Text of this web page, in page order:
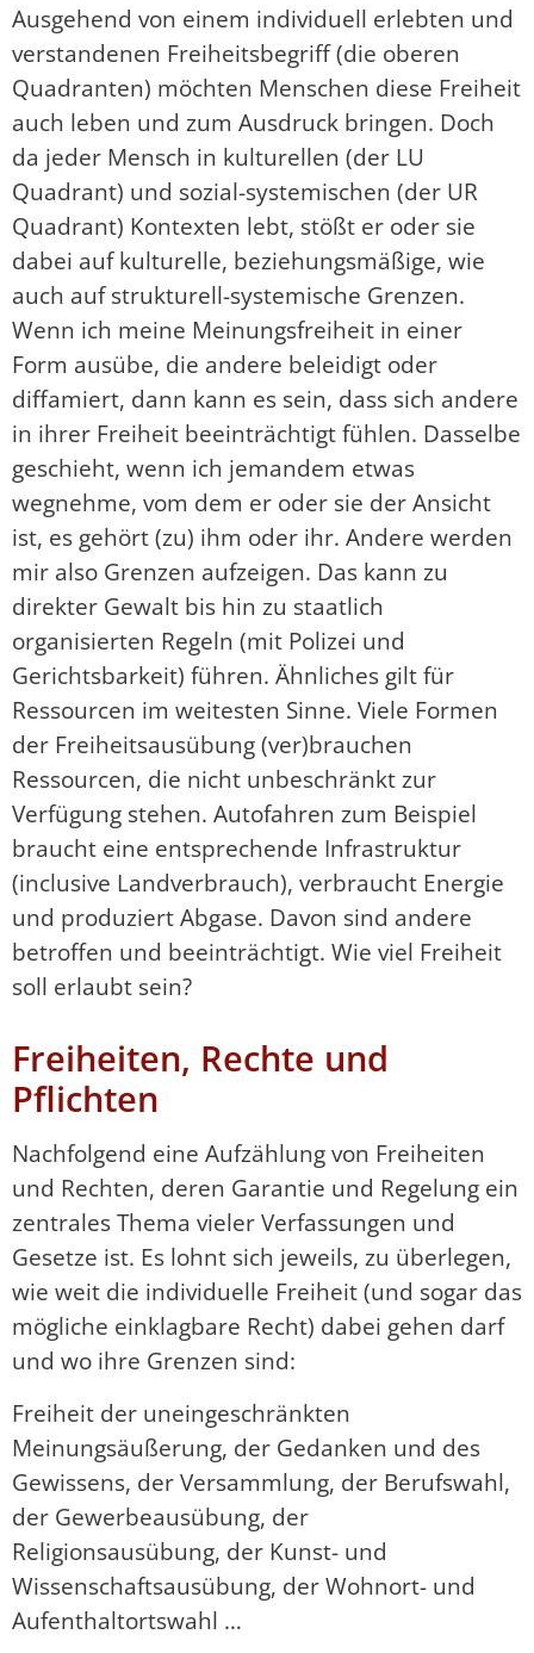
Ausgehend von einem individuell erlebten und
verstandenen Freiheitsbegriff (die oberen
Quadranten) möchten Menschen diese Freiheit
auch leben und zum Ausdruck bringen. Doch
da jeder Mensch in kulturellen (der LU
Quadrant) und sozial-systemischen (der UR
Quadrant) Kontexten lebt, stößt er oder sie
dabei auf kulturelle, beziehungsmäßige, wie
auch auf strukturell-systemische Grenzen.
Wenn ich meine Meinungsfreiheit in einer
Form ausübe, die andere beleidigt oder
diffamiert, dann kann es sein, dass sich andere
in ihrer Freiheit beeinträchtigt fühlen. Dasselbe
geschieht, wenn ich jemandem etwas
wegnehme, vom dem er oder sie der Ansicht
ist, es gehört (zu) ihm oder ihr. Andere werden
mir also Grenzen aufzeigen. Das kann zu
direkter Gewalt bis hin zu staatlich
organisierten Regeln (mit Polizei und
Gerichtsbarkeit) führen. Ähnliches gilt für
Ressourcen im weitesten Sinne. Viele Formen
der Freiheitsausübung (ver)brauchen
Ressourcen, die nicht unbeschränkt zur
Verfügung stehen. Autofahren zum Beispiel
braucht eine entsprechende Infrastruktur
(inclusive Landverbrauch), verbraucht Energie
und produziert Abgase. Davon sind andere
betroffen und beeinträchtigt. Wie viel Freiheit
soll erlaubt sein?
Freiheiten, Rechte und
Pflichten
Nachfolgend eine Aufzählung von Freiheiten
und Rechten, deren Garantie und Regelung ein
zentrales Thema vieler Verfassungen und
Gesetze ist. Es lohnt sich jeweils, zu überlegen,
wie weit die individuelle Freiheit (und sogar das
mögliche einklagbare Recht) dabei gehen darf
und wo ihre Grenzen sind:
Freiheit der uneingeschränkten
Meinungsäußerung, der Gedanken und des
Gewissens, der Versammlung, der Berufswahl,
der Gewerbeausübung, der
Religionsausübung, der Kunst- und
Wissenschaftsausübung, der Wohnort- und
Aufenthaltortswahl …